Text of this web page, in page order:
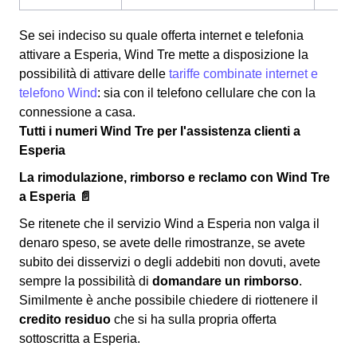
Se sei indeciso su quale offerta internet e telefonia
attivare a Esperia, Wind Tre mette a disposizione la
possibilità di attivare delle tariffe combinate internet e
telefono Wind: sia con il telefono cellulare che con la
connessione a casa.
Tutti i numeri Wind Tre per l'assistenza clienti a
Esperia
La rimodulazione, rimborso e reclamo con Wind Tre
a Esperia 📄
Se ritenete che il servizio Wind a Esperia non valga il
denaro speso, se avete delle rimostranze, se avete
subito dei disservizi o degli addebiti non dovuti, avete
sempre la possibilità di domandare un rimborso.
Similmente è anche possibile chiedere di riottenere il
credito residuo che si ha sulla propria offerta
sottoscritta a Esperia.